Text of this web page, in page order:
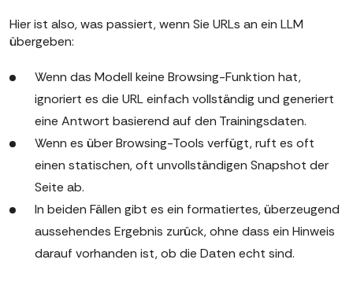
Hier ist also, was passiert, wenn Sie URLs an ein LLM
übergeben:
Wenn das Modell keine Browsing-Funktion hat,
ignoriert es die URL einfach vollständig und generiert
eine Antwort basierend auf den Trainingsdaten.
Wenn es über Browsing-Tools verfügt, ruft es oft
einen statischen, oft unvollständigen Snapshot der
Seite ab.
In beiden Fällen gibt es ein formatiertes, überzeugend
aussehendes Ergebnis zurück, ohne dass ein Hinweis
darauf vorhanden ist, ob die Daten echt sind.